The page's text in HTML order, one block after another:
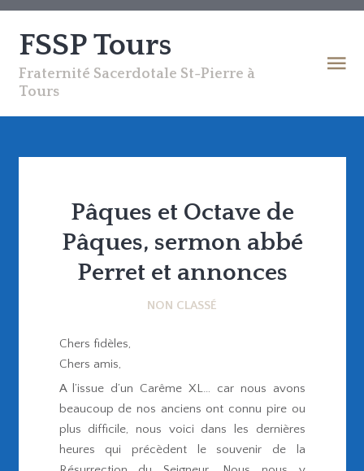
FSSP Tours
Fraternité Sacerdotale St-Pierre à
Tours
Pâques et Octave de
Pâques, sermon abbé
Perret et annonces
NON CLASSÉ
Chers fidèles,
Chers amis,
A l’issue d’un Carême XL… car nous avons
beaucoup de nos anciens ont connu pire ou
plus difficile, nous voici dans les dernières
heures qui précèdent le souvenir de la